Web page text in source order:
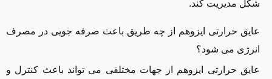
شکل مدیریت کند.
عایق حرارتی ایزوهم از چه طریق باعث صرفه جویی در مصرف
انرژی می شود؟
عایق حرارتی ایزوهم از جهات مختلفی می تواند باعث کنترل و